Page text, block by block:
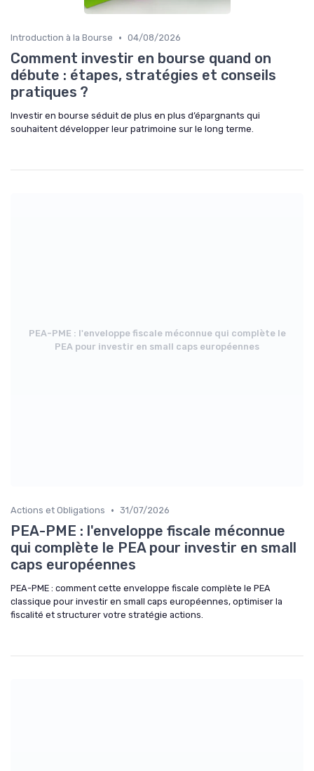
Introduction à la Bourse • 04/08/2026
Comment investir en bourse quand on
débute : étapes, stratégies et conseils
pratiques ?
Investir en bourse séduit de plus en plus d’épargnants qui
souhaitent développer leur patrimoine sur le long terme.
PEA-PME : l'enveloppe fiscale méconnue qui complète le
PEA pour investir en small caps européennes
Actions et Obligations • 31/07/2026
PEA-PME : l'enveloppe fiscale méconnue
qui complète le PEA pour investir en small
caps européennes
PEA-PME : comment cette enveloppe fiscale complète le PEA
classique pour investir en small caps européennes, optimiser la
fiscalité et structurer votre stratégie actions.